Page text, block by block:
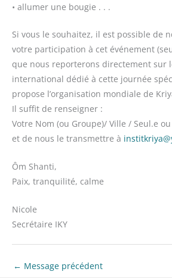
• allumer une bougie . . .
Si vous le souhaitez, il est possible de
votre participation à cet événement
que nous reporterons directement sur
international dédié à cette journée
propose l’organisation mondiale de
Il suffit de renseigner :
Votre Nom (ou Groupe)/ Ville / Seul.e
et de nous le transmettre à
Ôm Shanti,
Paix, tranquilité, calme
Nicole
Secrétaire IKY
← Message précédent